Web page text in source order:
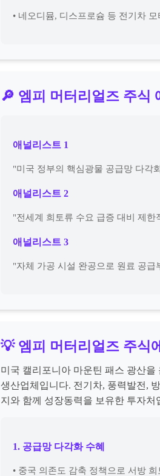
• 네오디뮴, 디스프로슘 등 전기차
🔎 엠피 머터리얼즈 주식
애널리스트 1
"미국 정부의 핵심광물 공급망 다각
애널리스트 2
"전세계 희토류 수요 급증 대비 제
애널리스트 3
"자체 가공 시설 완공으로 원료 공
💡 엠피 머터리얼즈 주식
미국 캘리포니아 마운틴 패스 광산
생산업체입니다. 전기차, 풍력발전,
지와 함께 성장동력을 보유한 투자처
1. 공급망 다각화 수혜
• 중국 의존도 감축 정책으로 서방